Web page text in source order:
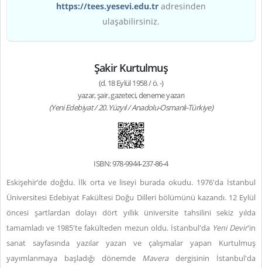
https://tees.yesevi.edu.tr adresinden
ulaşabilirsiniz.
Şakir Kurtulmuş
(d. 18 Eylül 1958 / ö. -)
yazar, şair, gazeteci, deneme yazarı
(Yeni Edebiyat / 20. Yüzyıl / Anadolu-Osmanlı-Türkiye)
ISBN: 978-9944-237-86-4
Eskişehir’de doğdu. İlk orta ve liseyi burada okudu. 1976'da İstanbul
Üniversitesi Edebiyat Fakültesi Doğu Dilleri bölümünü kazandı. 12 Eylül
öncesi şartlardan dolayı dört yıllık üniversite tahsilini sekiz yılda
tamamladı ve 1985'te fakülteden mezun oldu. İstanbul'da Yeni Devir'in
sanat sayfasında yazılar yazan ve çalışmalar yapan Kurtulmuş
yayımlanmaya başladığı dönemde Maveradergisinin İstanbul'da